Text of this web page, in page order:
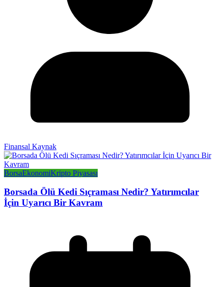
Finansal Kaynak
BorsaEkonomiKripto Piyasası
Borsada Ölü Kedi Sıçraması Nedir? Yatırımcılar
İçin Uyarıcı Bir Kavram